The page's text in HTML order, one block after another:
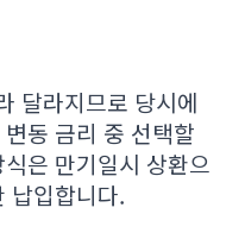
달라지므로 당시에
동 금리 중 선택할
은 만기일시 상환으
납입합니다.